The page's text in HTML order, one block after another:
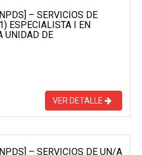
– SERVICIOS DE
ESPECIALISTA I EN
UNIDAD DE
VER DETALLE
– SERVICIOS DE UN/A